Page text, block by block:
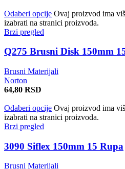
Odaberi opcije Ovaj proizvod ima
izabrati na stranici proizvoda.
Brzi pregled
Q275 Brusni Disk 150mm
Brusni Materijali
Norton
64,80 RSD
Odaberi opcije Ovaj proizvod ima
izabrati na stranici proizvoda.
Brzi pregled
3090 Siflex 150mm 15 Rupa
Brusni Materijali